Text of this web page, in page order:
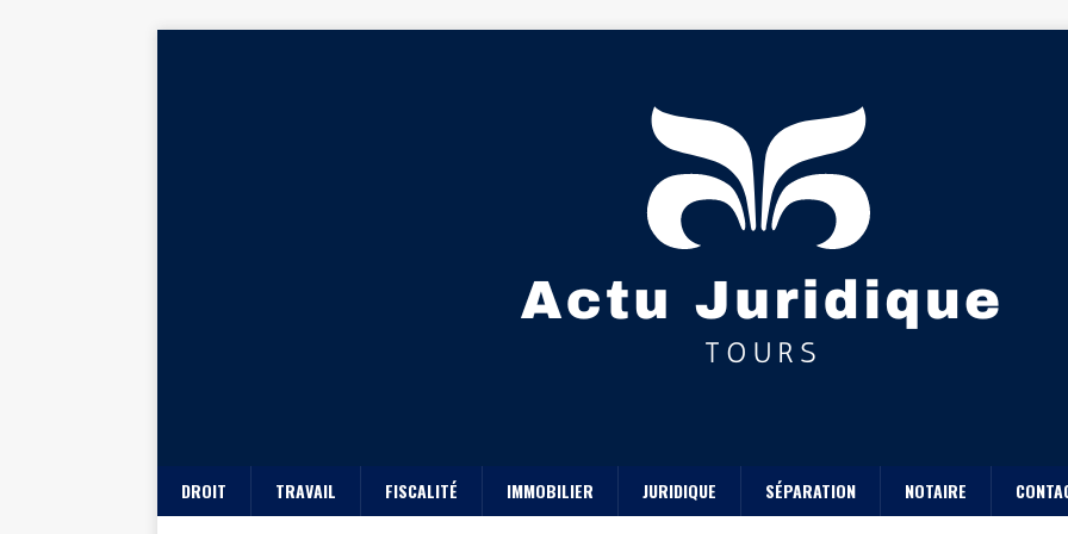
DROIT TRAVAIL FISCALITÉ IMMOBILIER JURIDIQUE SÉPARATION NOTAIRE